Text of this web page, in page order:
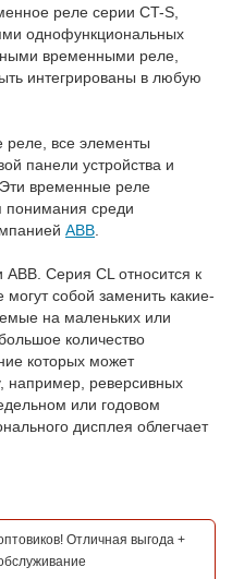
реле серии CT-S,
однофункциональных
временными реле,
интегрированы в любую
реле, все элементы
панели устройства и
Эти временные реле
понимания среди
АВВ
Серия CL относится к
собой заменить какие-
на маленьких или
количество
которых может
например, реверсивных
или годовом
дисплея облегчает
Отличная выгода +